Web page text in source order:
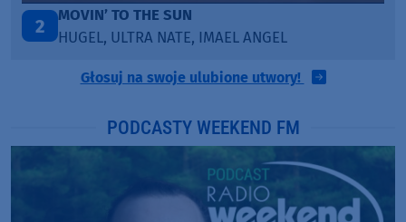
3
ITEPE ITEDE
SANAH
Głosuj na swoje ulubione utwory!
PODCASTY WEEKEND FM